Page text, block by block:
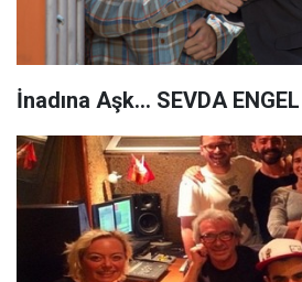
İnadına Aşk... SEVDA